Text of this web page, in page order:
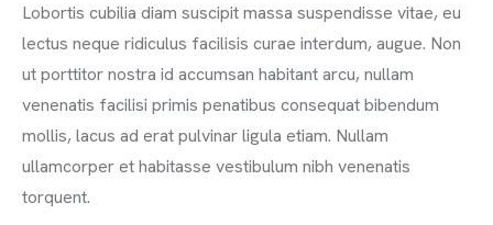
Lobortis cubilia diam suscipit massa suspendisse vitae, eu
lectus neque ridiculus facilisis curae interdum, augue. Non
ut porttitor nostra id accumsan habitant arcu, nullam
venenatis facilisi primis penatibus consequat bibendum
mollis, lacus ad erat pulvinar ligula etiam. Nullam
ullamcorper et habitasse vestibulum nibh venenatis
torquent.